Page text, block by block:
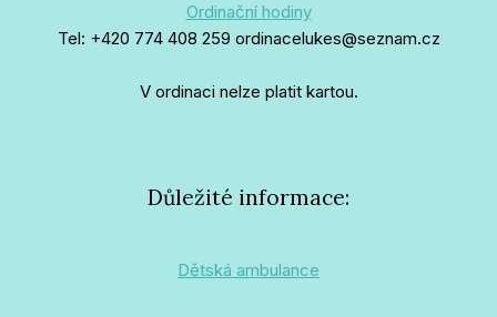
Ordinační hodiny
Tel: +420 774 408 259 ordinacelukes@seznam.cz
V ordinaci nelze platit kartou.
Důležité informace:
Dětská ambulance